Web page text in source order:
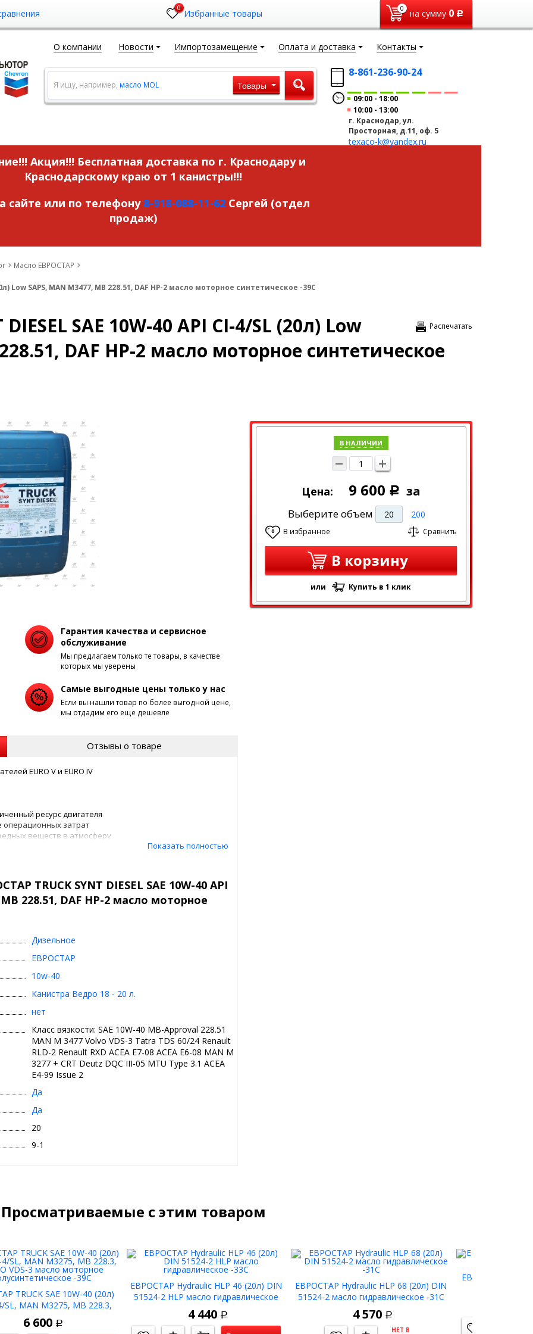
0 Избранные товары 0 на сумму 0 Р
О компании Новости Импортозамещение Оплата и доставка Контакты
8-861-236-90-24
09:00
18:00
10:00
13:00
г. Краснодар, ул.
Просторная, д.11, оф. 5
texaco-k@yandex.ru
Я ищу, например, масло MOL Товары
Акция!!! Бесплатная доставка по г. Краснодару и
Краснодарскому краю от 1 канистры!!!
сайте или по телефону 8-918-088-11-62Сергей (отдел
продаж)
Масло ЕВРОСТАР
Low SAPS, MAN M3477, MB 228.51, DAF HP-2 масло моторное синтетическое -39С
Распечатать
SAE 10W-40 API CI-4/SL (20л) Low
DAF HP-2 масло моторное синтетическое
В НАЛИЧИИ
Цена: 9 600 Р за
Выберите объем 20 200
0 В избранное Сравнить
В корзину
или Купить в 1 клик
Гарантия качества и сервисное
обслуживание
Мы предлагаем только те товары, в качестве
которых мы уверены
Самые выгодные цены только у нас
Если вы нашли товар по более выгодной цене,
мы отдадим его еще дешевле
Отзывы о товаре
EURO V и EURO IV
ресурс двигателя
операционных затрат
веществ в атмосферу
Euro V в том числе с сажевыми фильтрами (DPF)
двигателя
техники, отвечающей жестким экологическим
материалы с увеличенными интервалами замены.
нормам Euro IV и Euro V с рециркуляцией выхлопных
восстановительным катализатором (SCR). Оно
Volvo и DAF. Масло отлично подходит для
и нагрузках, а также техники, работающих в
«stop-and-go», которая эксплуатируется на дизельном
ЕВРОСТАР TRUCK SYNT DIESEL SAE 10W-40 может
дизельных двигателях европейского
это масло, интервал его замены может составлять до
техники в режиме «длинное плечо» и более.
моторное масло высшего класса для дизельных
золы, серы и фосфора).
масло обеспечивает легкий запуск двигателя при
надежную защиту двигателя в пусковых режимах и
Низкая испаряемость масла снижает тем
Показать полностью
TRUCK SYNT DIESEL SAE 10W-40 API
228.51, DAF HP-2 масло моторное
Дизельное
ЕВРОСТАР
10w-40
Канистра Ведро 18 - 20 л.
нет
Класс вязкости: SAE 10W-40 MB-Approval 228.51
MAN M 3477 Volvo VDS-3 Tatra TDS 60/24 Renault
RLD-2 Renault RXD ACEA E7-08 ACEA E6-08 MAN M
3277 + CRT Deutz DQC III-05 MTU Type 3.1 ACEA
E4-99 Issue 2
Да
Да
20
9-1
Просматриваемые с этим товаром
TRUCK SAE 10W-40 (20л)
SL, MAN M3275, MB 228.3,
VDS-3 масло моторное
-39С
6 600 Р
ЕВРОСТАР Hydraulic HLP 46 (20л) DIN
51524-2 HLP масло гидравлическое
-33C
4 440 Р
ЕВРОСТАР Hydraulic HLP 68 (20л) DIN
51524-2 масло гидравлическое -31С
4 570 Р
НЕТ В
ЕВРОСТАР